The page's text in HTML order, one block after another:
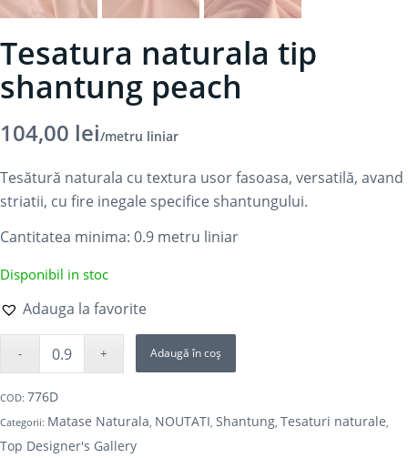
Tesatura naturala tip
shantung peach
104,00 lei/metru liniar
Tesătură naturala cu textura usor fasoasa, versatilă, avand
striatii, cu fire inegale specifice shantungului.
Cantitatea minima: 0.9 metru liniar
Disponibil in stoc
Adauga la favorite
Adaugă în coș
COD: 776D
Categorii: Matase Naturala, NOUTATI, Shantung, Tesaturi naturale,
Top Designer's Gallery